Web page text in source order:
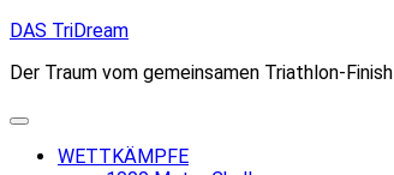
Skip
content
DAS TriDream
Der Traum vom gemeinsamen Triathlon-Finish
WETTKÄMPFE